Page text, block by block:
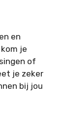
en
je
of
je zeker
bij jou